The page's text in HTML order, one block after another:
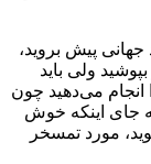
پیش بروید،
ولی باید
انجام می‌دهید چون
جای اینکه خوش
مورد تمسخر